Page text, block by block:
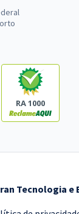
RA 1000
Tecnologia e